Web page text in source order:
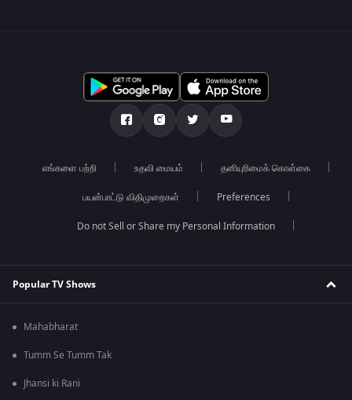
எங்களை பற்றி உதவி மையம் தனியுரிமைக் கொள்கை
பயன்பாட்டு விதிமுறைகள் Preferences
Do not Sell or Share my Personal Information
Popular TV Shows
Mahabharat
Tumm Se Tumm Tak
Jhansi ki Rani